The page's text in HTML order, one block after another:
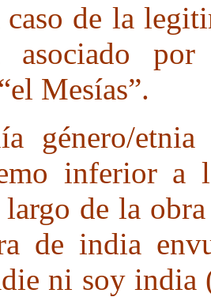
caso de la
asociado
Mesías”.
género/
inferior a
de la
de india
ni soy